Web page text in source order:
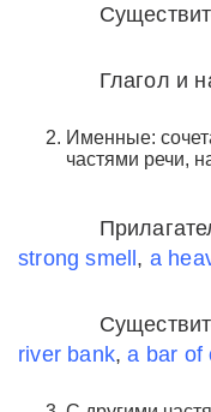
Глагол и
Именные:
частями речи,
strong smell , a
river bank,a bar of